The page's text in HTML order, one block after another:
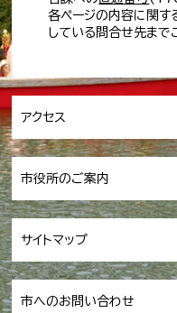
各ページの内容に関す
している問合せ先まで
アクセス
市役所のご案内
サイトマップ
市へのお問い合わせ